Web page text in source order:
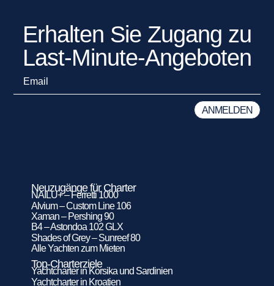
Erhalten Sie Zugang zu
Last-Minute-Angeboten
Neuzugänge für Charter
NAILU+ – Ferretti 1000
Alvium – Custom Line 106
Xaman – Pershing 90
B4 – Astondoa 102 GLX
Shades of Grey – Sunreef 80
Alle Yachten zum Mieten
Top-Charterziele
Yachtcharter in Korsika und Sardinien
Yachtcharter in Kroatien